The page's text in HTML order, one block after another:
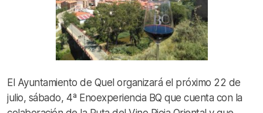
El Ayuntamiento de Quel organizará el próximo 22 de
julio, sábado, 4ª Enoexperiencia BQ que cuenta con la